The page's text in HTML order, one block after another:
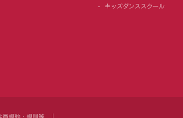
キッズダンススクール
員規約・規則等